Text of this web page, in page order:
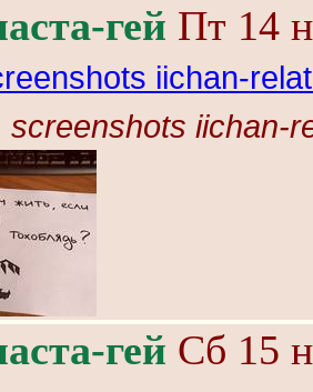
гей Пт 14
iichan-
screenshots iichan-
гей Сб 15